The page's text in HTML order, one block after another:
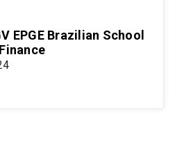
EPGE Brazilian School